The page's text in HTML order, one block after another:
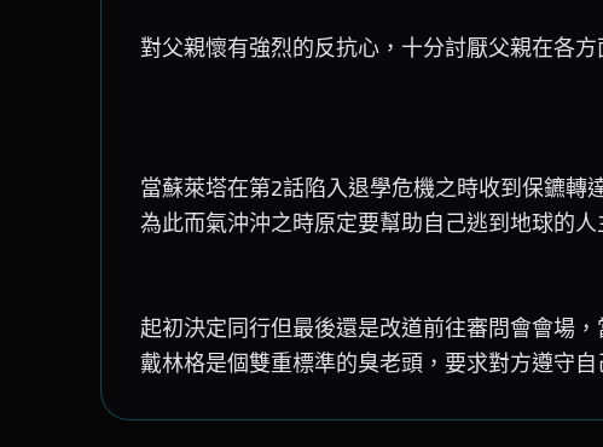
對父親懷有強烈的反抗心，十分討厭父親在各
當蘇萊塔在第2話陷入退學危機之時收到保鑣轉
為此而氣沖沖之時原定要幫助自己逃到地球的
起初決定同行但最後還是改道前往審問會會場
戴林格是個雙重標準的臭老頭，要求對方遵守